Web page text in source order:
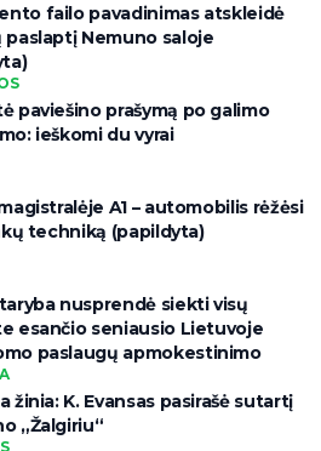
failo pavadinimas atskleidė
Nemuno saloje
paviešino prašymą po galimo
ieškomi du vyrai
A1 – automobilis rėžėsi
techniką (papildyta)
nusprendė siekti visų
esančio seniausio Lietuvoje
paslaugų apmokestinimo
žinia: K. Evansas pasirašė sutartį
„Žalgiriu“